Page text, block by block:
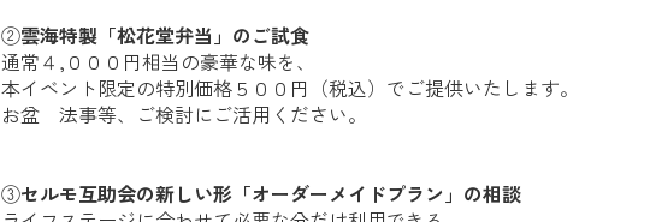
②雲海特製「松花堂弁当」のご試食
通常４,０００円相当の豪華な味を、
本イベント限定の特別価格５００円（税込）でご提供いたします。
お盆 法事等、ご検討にご活用ください。
③セルモ互助会の新しい形「オーダーメイドプラン」の相談